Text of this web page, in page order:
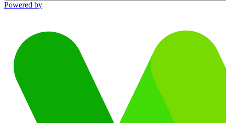
Powered by